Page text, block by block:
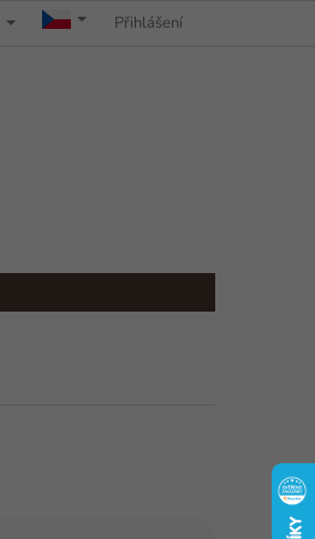
REKLAMAČNÍ ŘÁD
Přihlášení